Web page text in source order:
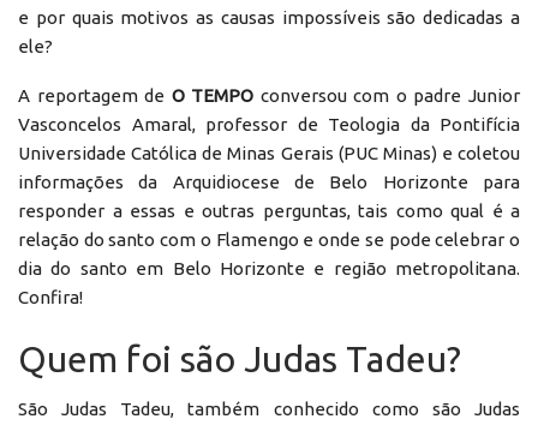
e por quais motivos as causas impossíveis são dedicadas a
ele?
A reportagem de O TEMPO conversou com o padre Junior
Vasconcelos Amaral, professor de Teologia da Pontifícia
Universidade Católica de Minas Gerais (PUC Minas) e coletou
informações da Arquidiocese de Belo Horizonte para
responder a essas e outras perguntas, tais como qual é a
relação do santo com o Flamengo e onde se pode celebrar o
dia do santo em Belo Horizonte e região metropolitana.
Confira!
Quem foi são Judas Tadeu?
São Judas Tadeu, também conhecido como são Judas